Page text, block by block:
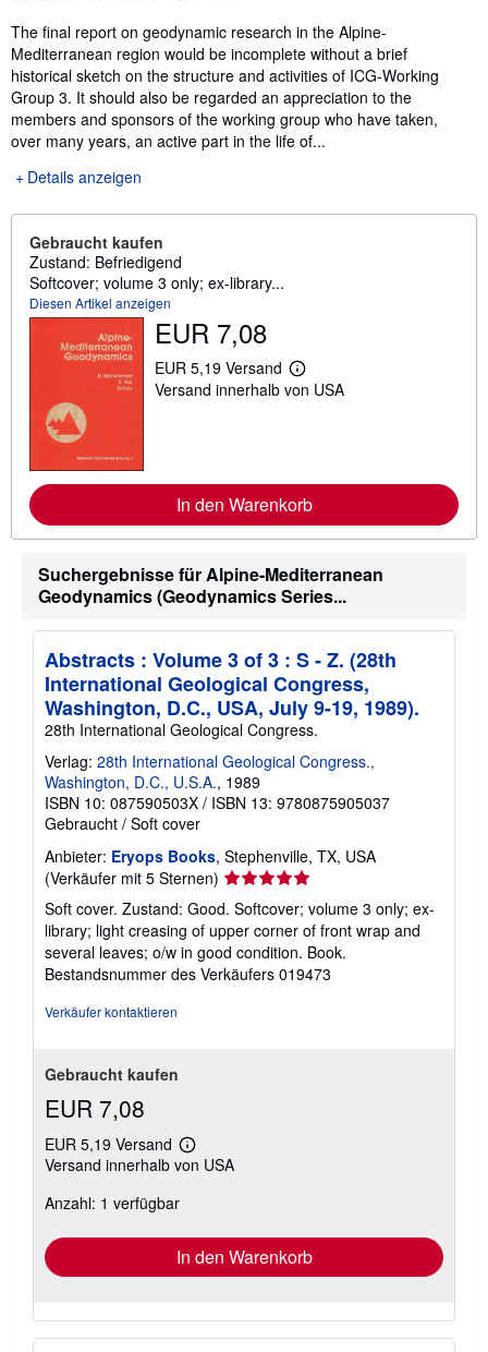
The final report on geodynamic research in the Alpine-
Mediterranean region would be incomplete without a brief
historical sketch on the structure and activities of ICG-Working
Group 3. It should also be regarded an appreciation to the
members and sponsors of the working group who have taken,
over many years, an active part in the life of...
Details anzeigen
Gebraucht kaufen
Zustand: Befriedigend
Softcover; volume 3 only; ex-library...
Diesen Artikel anzeigen
EUR 7,08
EUR 5,19 Versand
W
e
I
n
f
o
m
t
o
n
e
n
z
u
V
r
a
k
o
s
e
n
Versand innerhalb von USA
In den Warenkorb
Suchergebnisse für Alpine-Mediterranean
Geodynamics (Geodynamics Series...
Abstracts : Volume 3 of 3 : S - Z. (28th
International Geological Congress,
Washington, D.C., USA, July 9-19, 1989).
28th International Geological Congress.
Verlag: 28th International Geological Congress.,
Washington, D.C., U.S.A., 1989
ISBN 10: 087590503X / ISBN 13: 9780875905037
Gebraucht / Soft cover
Anbieter: Eryops Books, Stephenville, TX, USA
(Verkäufer mit 5 Sternen) Verkäuferbewertung
5
von
5
Sternen
Soft cover. Zustand: Good. Softcover; volume 3 only; ex-
library; light creasing of upper corner of front wrap and
several leaves; o/w in good condition. Book.
Bestandsnummer des Verkäufers 019473
Verkäufer kontaktieren
Gebraucht kaufen
EUR 7,08
EUR 5,19 Versand
Weitere
Informationen
Versand innerhalb von USA
Anzahl: 1 verfügbar
In den Warenkorb